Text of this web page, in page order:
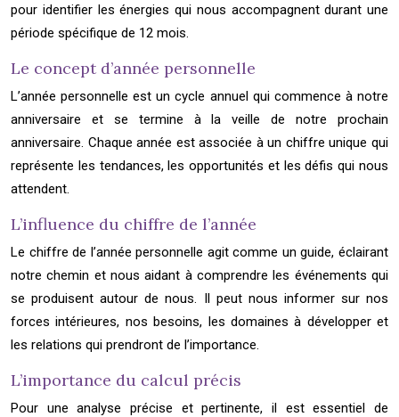
pour identifier les énergies qui nous accompagnent durant une
période spécifique de 12 mois.
Le concept d’année personnelle
L’année personnelle est un cycle annuel qui commence à notre
anniversaire et se termine à la veille de notre prochain
anniversaire. Chaque année est associée à un chiffre unique qui
représente les tendances, les opportunités et les défis qui nous
attendent.
L’influence du chiffre de l’année
Le chiffre de l’année personnelle agit comme un guide, éclairant
notre chemin et nous aidant à comprendre les événements qui
se produisent autour de nous. Il peut nous informer sur nos
forces intérieures, nos besoins, les domaines à développer et
les relations qui prendront de l’importance.
L’importance du calcul précis
Pour une analyse précise et pertinente, il est essentiel de